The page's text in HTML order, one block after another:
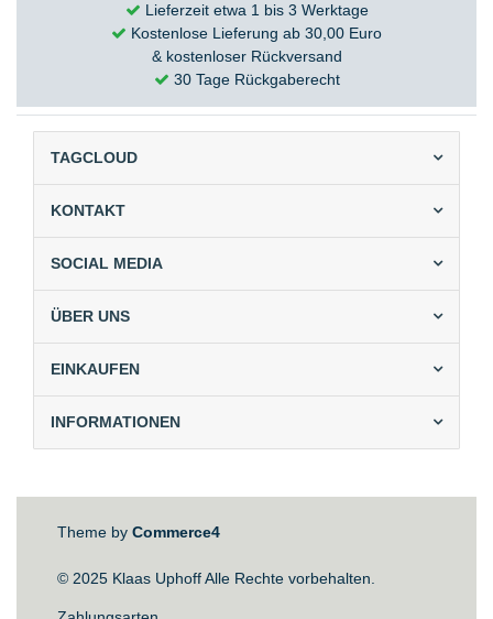
Lieferzeit etwa 1 bis 3 Werktage
Kostenlose Lieferung ab 30,00 Euro
& kostenloser Rückversand
30 Tage Rückgaberecht
TAGCLOUD
KONTAKT
SOCIAL MEDIA
ÜBER UNS
EINKAUFEN
INFORMATIONEN
Theme by Commerce4
© 2025 Klaas Uphoff Alle Rechte vorbehalten.